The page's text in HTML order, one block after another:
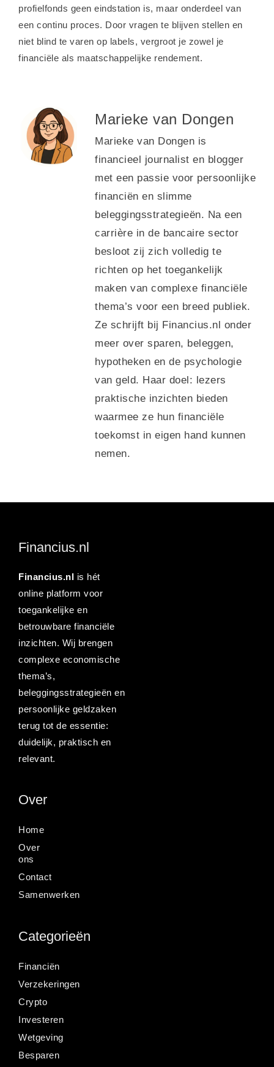
profielfonds geen eindstation is, maar onderdeel van
een continu proces. Door vragen te blijven stellen en
niet blind te varen op labels, vergroot je zowel je
financiële als maatschappelijke rendement.
Marieke van Dongen
Marieke van Dongen is
financieel journalist en blogger
met een passie voor persoonlijke
financiën en slimme
beleggingsstrategieën. Na een
carrière in de bancaire sector
besloot zij zich volledig te
richten op het toegankelijk
maken van complexe financiële
thema’s voor een breed publiek.
Ze schrijft bij Financius.nl onder
meer over sparen, beleggen,
hypotheken en de psychologie
van geld. Haar doel: lezers
praktische inzichten bieden
waarmee ze hun financiële
toekomst in eigen hand kunnen
nemen.
Financius.nl
Financius.nl is hét
online platform voor
toegankelijke en
betrouwbare financiële
inzichten. Wij brengen
complexe economische
thema’s,
beleggingsstrategieën en
persoonlijke geldzaken
terug tot de essentie:
duidelijk, praktisch en
relevant.
Over
Home
Over
ons
Contact
Samenwerken
Categorieën
Financiën
Verzekeringen
Crypto
Investeren
Wetgeving
Besparen